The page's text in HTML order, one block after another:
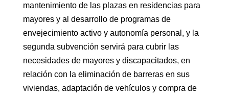
mantenimiento de las plazas en residencias para
mayores y al desarrollo de programas de
envejecimiento activo y autonomía personal, y la
segunda subvención servirá para cubrir las
necesidades de mayores y discapacitados, en
relación con la eliminación de barreras en sus
viviendas, adaptación de vehículos y compra de